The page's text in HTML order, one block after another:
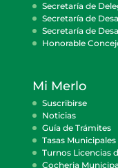
Secretaría de
Secretaría de
Secretaría de
Honorable
Mi Merlo
Suscribirse
Noticias
Guía de Trámites
Tasas Municipales
Turnos Licencias
Cocheria